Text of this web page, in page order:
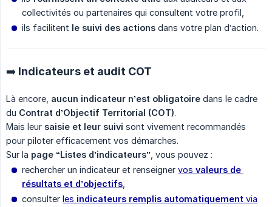
collectivités ou partenaires qui consultent votre profil,
ils facilitent le suivi des actions dans votre plan d’action.
➡️ Indicateurs et audit COT
Là encore, aucun indicateur n’est obligatoire dans le cadre
du Contrat d’Objectif Territorial (COT).
Mais leur saisie et leur suivi sont vivement recommandés
pour piloter efficacement vos démarches.
Sur la page “Listes d’indicateurs” , vous pouvez :
rechercher un indicateur et renseigner vos valeurs de
résultats et d’objectifs
consulter les indicateurs remplis automatiquement via